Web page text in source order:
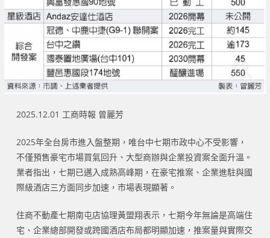
2025.12.01 工商時報 曾麗芳
2025年全台房市進入盤整期，唯台中七期市政中心不受影響，
不僅預售豪宅市場買氣回升、大型商辦與企業投資案全面升溫。
業者指出，七期已邁入成熟高峰期，在豪宅推案、企業進駐與國
際級酒店三方面同步加速，市場表現顯著。
住商不動產七期南屯店協理黃盟翔表示，七期今年無論是高端住
宅、企業總部開發或跨國酒店布局都明顯加速，推案量與實際交